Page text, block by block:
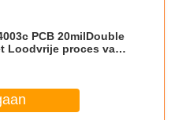
PCB 20milDouble
Loodvrije proces van